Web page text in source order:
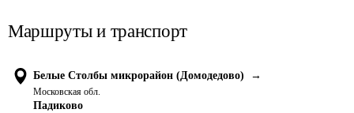
Маршруты и транспорт
Белые Столбы микрорайон (Домодедово) →
Московская обл.
Падиково